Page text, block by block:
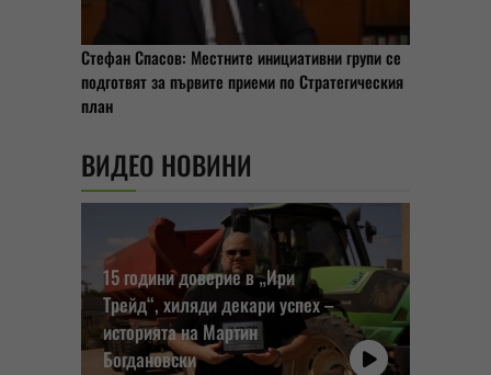
Стефан Спасов: Местните инициативни групи се
подготвят за първите приеми по Стратегическия
план
ВИДЕО НОВИНИ
15 години доверие в „Ири
Трейд“, хиляди декари успех –
историята на Мартин
Богдановски